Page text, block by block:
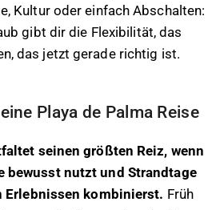
Kultur oder einfach Abschalten:
gibt dir die Flexibilität, das
das jetzt gerade richtig ist.
Playa de Palma Reise
seinen größten Reiz, wenn
bewusst nutzt und Strandtage
kombinierst. Früh